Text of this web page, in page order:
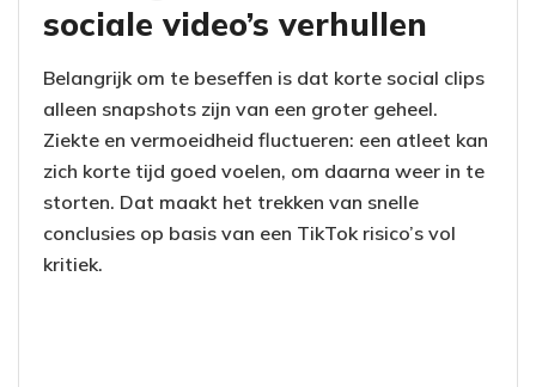
sociale video’s verhullen
Belangrijk om te beseffen is dat korte social clips
alleen snapshots zijn van een groter geheel.
Ziekte en vermoeidheid fluctueren: een atleet kan
zich korte tijd goed voelen, om daarna weer in te
storten. Dat maakt het trekken van snelle
conclusies op basis van een TikTok risico’s vol
kritiek.